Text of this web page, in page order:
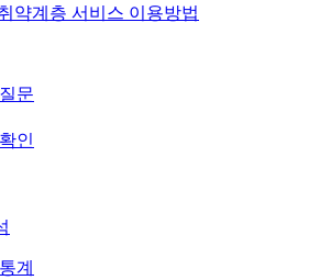
약계층 서비스 이용방법
문
인
계